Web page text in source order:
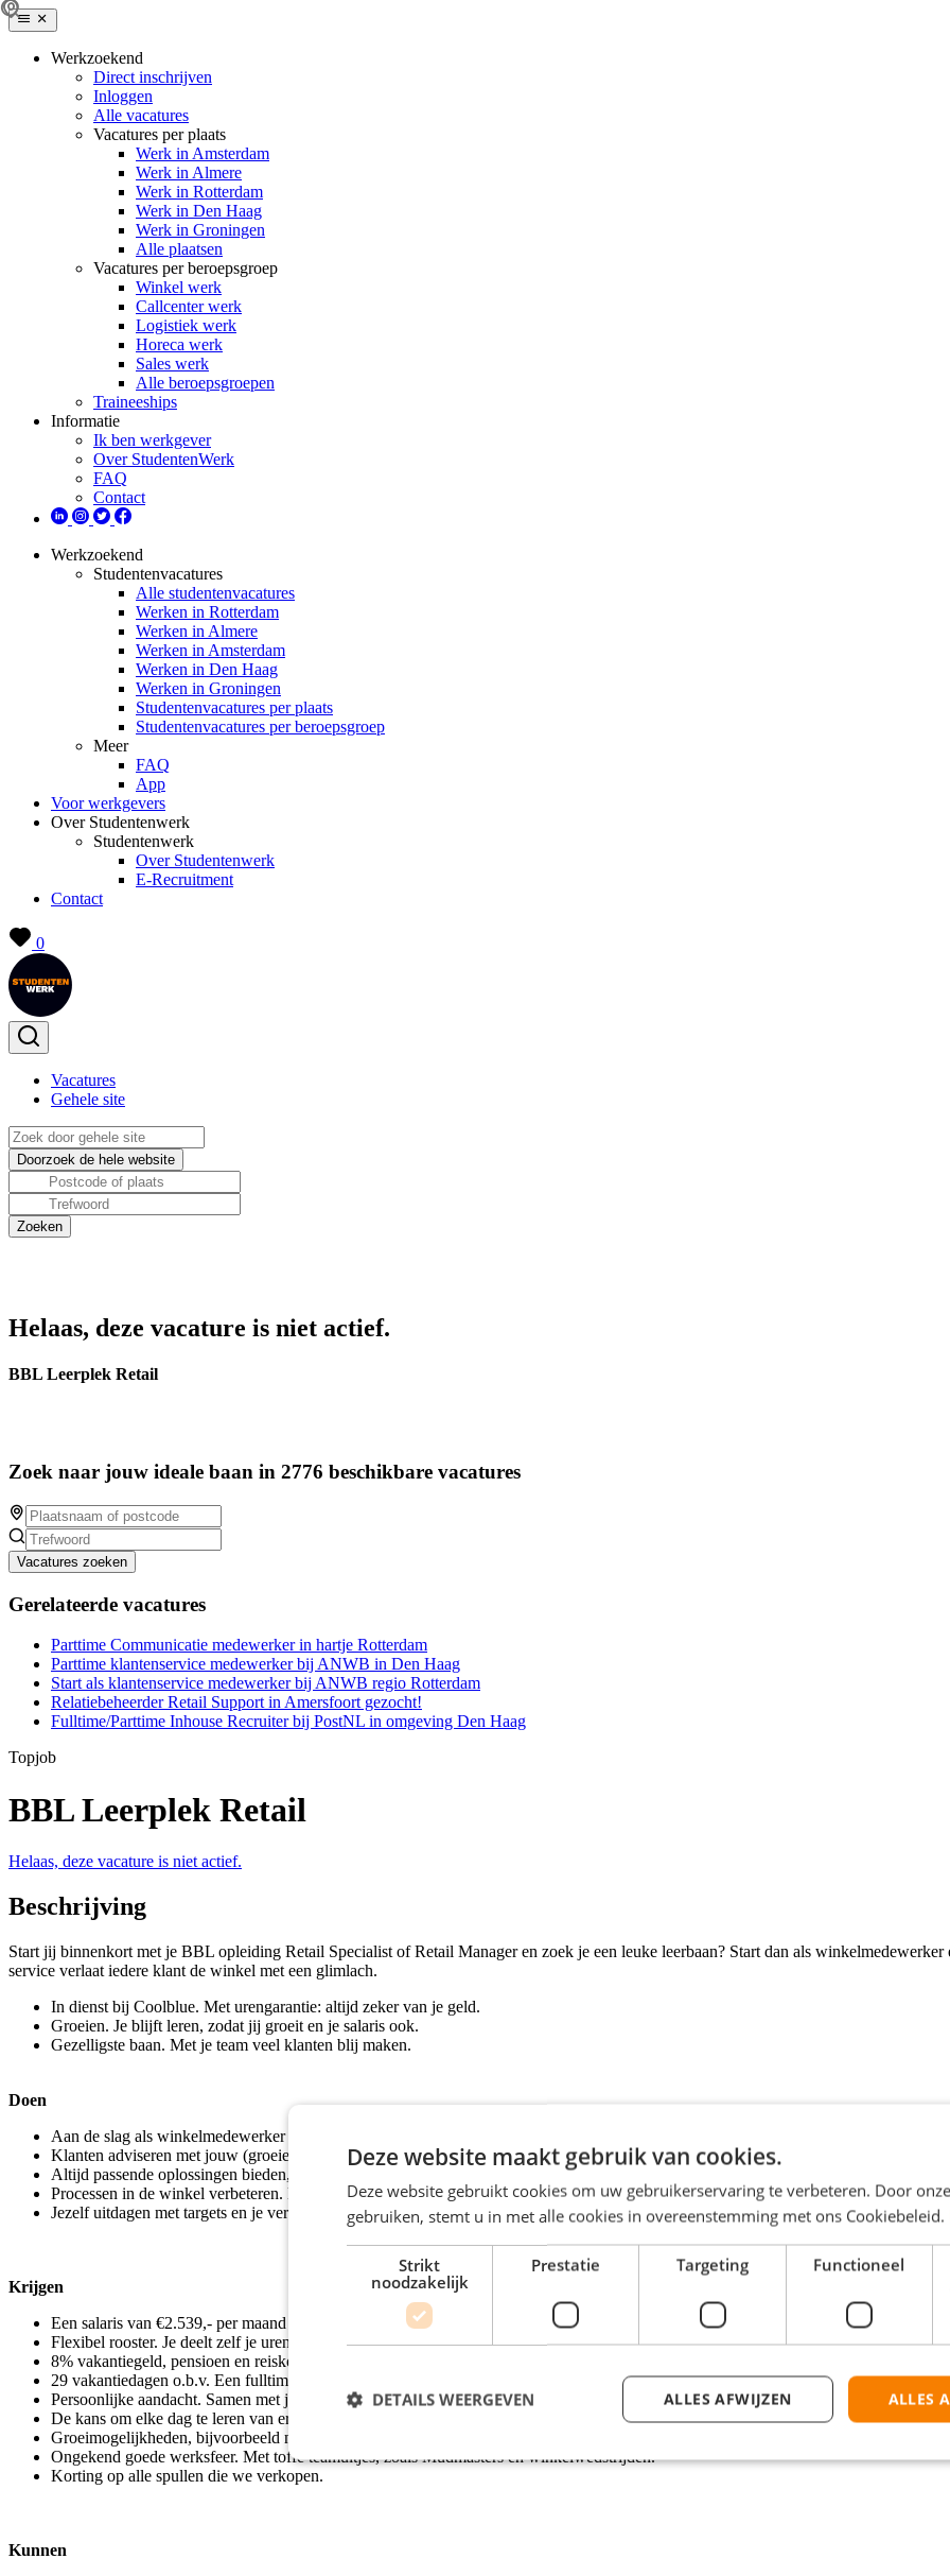
Werkzoekend
Direct inschrijven
Inloggen
Alle vacatures
Vacatures per plaats
Werk in Amsterdam
Werk in Almere
Werk in Rotterdam
Werk in Den Haag
Werk in Groningen
Alle plaatsen
Vacatures per beroepsgroep
Winkel werk
Callcenter werk
Logistiek werk
Horeca werk
Sales werk
Alle beroepsgroepen
Traineeships
Informatie
Ik ben werkgever
Over StudentenWerk
FAQ
Contact
Werkzoekend
Studentenvacatures
Alle studentenvacatures
Werken in Rotterdam
Werken in Almere
Werken in Amsterdam
Werken in Den Haag
Werken in Groningen
Studentenvacatures per plaats
Studentenvacatures per beroepsgroep
Meer
FAQ
App
Voor werkgevers
Over Studentenwerk
Studentenwerk
Over Studentenwerk
E-Recruitment
Contact
0
Vacatures
Gehele site
Helaas, deze vacature is niet actief.
BBL Leerplek Retail
Zoek naar jouw ideale baan in 2776 beschikbare vacatures
Vacatures zoeken
Gerelateerde vacatures
Parttime Communicatie medewerker in hartje Rotterdam
Parttime klantenservice medewerker bij ANWB in Den Haag
Start als klantenservice medewerker bij ANWB regio Rotterdam
Relatiebeheerder Retail Support in Amersfoort gezocht!
Fulltime/Parttime Inhouse Recruiter bij PostNL in omgeving Den Haag
Topjob
BBL Leerplek Retail
Helaas, deze vacature is niet actief.
Beschrijving
Start jij binnenkort met je BBL opleiding Retail Specialist of Retail Manager en zoek je een leuke leerbaan? Start dan als
service verlaat iedere klant de winkel met een glimlach.
In dienst bij Coolblue. Met urengarantie: altijd zeker van je geld.
Groeien. Je blijft leren, zodat jij groeit en je salaris ook.
Gezelligste baan. Met je team veel klanten blij maken.
Doen
Aan de slag als winkelmedewerker en tegelijk alles leren over onze producten en onze missie; klanten verwonderen.
Klanten adviseren met jouw (groeiende) productkennis en door de juiste vragen te stellen.
Altijd passende oplossingen bieden, zodat iedere klant de winkel verlaat met een glimlach.
Processen in de winkel verbeteren. Door bijvoorbeeld na te denken over hoe we meer kunnen bijverkopen.
Jezelf uitdagen met targets en je verkoopskills naar een hoger niveau tillen.
Krijgen
Een salaris van €2.539,- per maand op basis van 40 uur. Je salaris gaat ieder jaar omhoog.
Flexibel rooster. Je deelt zelf je uren in, zodat je voldoende tijd hebt om je lessen te volgen en schoolopdrachten te maken.
8% vakantiegeld, pensioen en reiskostenvergoeding (bij een afstand vanaf 10km of meer).
29 vakantiedagen o.b.v. Een fulltime contract.
Persoonlijke aandacht. Samen met je praktijkbegeleider zorg je dat jij je blijft ontwikkelen en je je opleiding succesvol kan afronden.
De kans om elke dag te leren van ervaren collega’s, trainingen uit onze eigen Studiefabriek en 1-op-1 coaching.
Groeimogelijkheden, bijvoorbeeld naar Senior Winkelmedewerker of Shift Lead.
Ongekend goede werksfeer. Met toffe teamuitjes, zoals Mudmasters en winkelwedstrijden.
Korting op alle spullen die we verkopen.
Kunnen
Deze website maakt gebruik van cookies.
Deze website gebruikt cookies om uw gebruikerservaring te verbeteren. Door
gebruiken, stemt u in met alle cookies in overeenstemming met ons Cookiebeleid.
Strikt
noodzakelijk
Prestatie Targeting Functioneel
ALLES
ALLES AFWIJZEN
DETAILS WEERGEVEN